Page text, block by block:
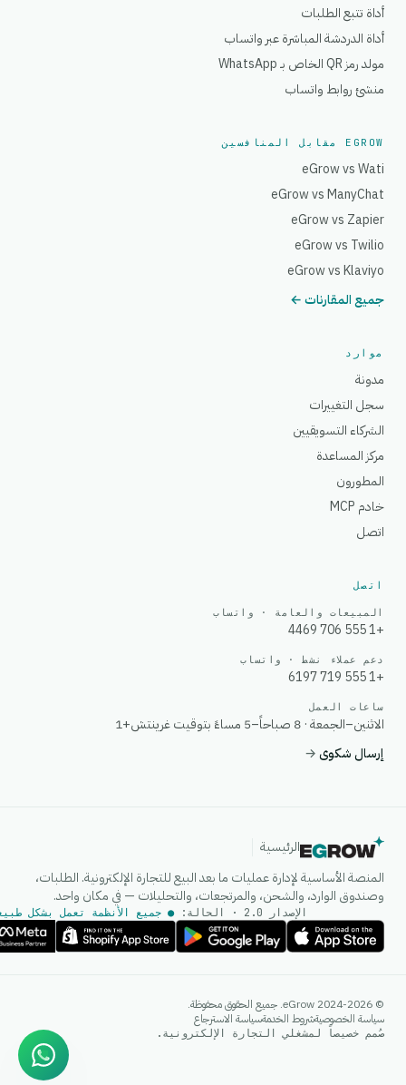
أداة تتبع الطلبات
أداة الدردشة المباشرة عبر واتساب
مولد رمز QR الخاص بـ WhatsApp
منشئ روابط واتساب
EGROW مقابل المنافسين
eGrow vs Wati
eGrow vs ManyChat
eGrow vs Zapier
eGrow vs Twilio
eGrow vs Klaviyo
جميع المقارنات ←
موارد
مدونة
سجل التغييرات
الشركاء التسويقيين
مركز المساعدة
المطورون
خادم MCP
اتصل
اتصل
المبيعات والعامة · واتساب
+1 555 706 4469
دعم عملاء نشط · واتساب
+1 555 719 6197
ساعات العمل
الاثنين–الجمعة · 8 صباحاً–5 مساءً بتوقيت غرينتش+1
إرسال شكوى→
الرئيسية
المنصة الأساسية لإدارة عمليات ما بعد البيع للتجارة الإلكترونية. الطلبات،
وصندوق الوارد، والشحن، والمرتجعات، والتحليلات — في مكان واحد.
الإصدار 2.0 · الحالة: ● جميع الأنظمة تعمل بشكل
© 2024-2026 eGrow. جميع الحقوق محفوظة.
سياسة الخصوصيةشروط الخدمةسياسة الاسترجاع
صُمم خصيصاً لمشغلي التجارة الإلكترونية.
إجابات فورية على واتساب